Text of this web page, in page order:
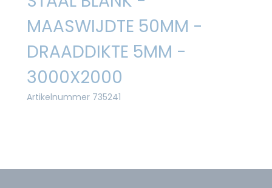
MAASWIJDTE 50MM -
DRAADDIKTE 5MM -
3000X2000
Artikelnummer 735241